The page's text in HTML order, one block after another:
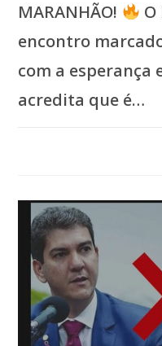
MARANHÃO!
encontro
com a esperança
acredita que é…